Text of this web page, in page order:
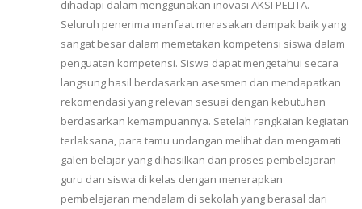
dihadapi dalam menggunakan inovasi AKSI PELITA.
Seluruh penerima manfaat merasakan dampak baik yang
sangat besar dalam memetakan kompetensi siswa dalam
penguatan kompetensi. Siswa dapat mengetahui secara
langsung hasil berdasarkan asesmen dan mendapatkan
rekomendasi yang relevan sesuai dengan kebutuhan
berdasarkan kemampuannya. Setelah rangkaian kegiatan
terlaksana, para tamu undangan melihat dan mengamati
galeri belajar yang dihasilkan dari proses pembelajaran
guru dan siswa di kelas dengan menerapkan
pembelajaran mendalam di sekolah yang berasal dari